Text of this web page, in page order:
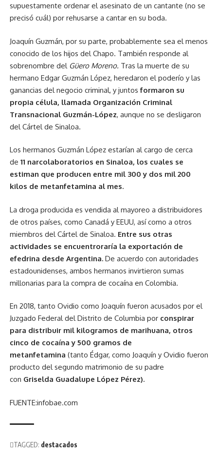
supuestamente ordenar el asesinato de un cantante (no se
precisó cuál) por rehusarse a cantar en su boda.
Joaquín Guzmán, por su parte, probablemente sea el menos
conocido de los hijos del Chapo. También responde al
sobrenombre del Güero Moreno. Tras la muerte de su
hermano Edgar Guzmán López, heredaron el poderío y las
ganancias del negocio criminal, y juntos formaron su
propia célula, llamada Organización Criminal
Transnacional Guzmán-López, aunque no se desligaron
del Cártel de Sinaloa.
Los hermanos Guzmán López estarían al cargo de cerca
de 11 narcolaboratorios en Sinaloa, los cuales se
estiman que producen entre mil 300 y dos mil 200
kilos de metanfetamina al mes.
La droga producida es vendida al mayoreo a distribuidores
de otros países, como Canadá y EEUU, así como a otros
miembros del Cártel de Sinaloa. Entre sus otras
actividades se encuentroraría la exportación de
efedrina desde Argentina. De acuerdo con autoridades
estadounidenses, ambos hermanos invirtieron sumas
millonarias para la compra de cocaína en Colombia.
En 2018, tanto Ovidio como Joaquín fueron acusados por el
Juzgado Federal del Distrito de Columbia por conspirar
para distribuir mil kilogramos de marihuana, otros
cinco de cocaína y 500 gramos de
metanfetamina (tanto Édgar, como Joaquín y Ovidio fueron
producto del segundo matrimonio de su padre
con Griselda Guadalupe López Pérez).
FUENTE:infobae.com
TAGGED: destacados